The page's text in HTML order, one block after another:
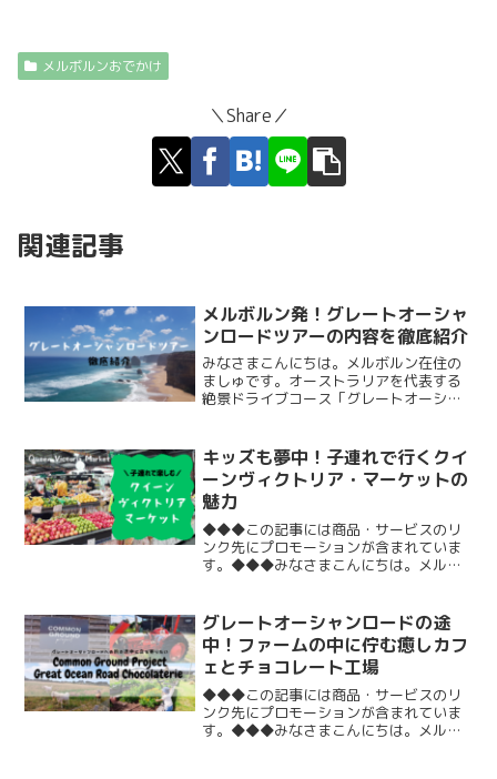
メルボルンおでかけ
＼Share／
関連記事
メルボルン発！グレートオーシャ
ンロードツアーの内容を徹底紹介
みなさまこんにちは。メルボルン在住の
ましゅです。オーストラリアを代表する
絶景ドライブコース「グレートオーシャ
旅行者を魅了しています。どこまでも続
く海岸線、迫力満点の「1...
キッズも夢中！子連れで行くクイ
ーンヴィクトリア・マーケットの
魅力
◆◆◆この記事には商品・サービスのリ
ンク先にプロモーションが含まれていま
す。◆◆◆みなさまこんにちは。メルボ
クイーンヴィクトリア・マーケット。
「メルボルンの台所」と言わ...
グレートオーシャンロードの途
中！ファームの中に佇む癒しカフ
ェとチョコレート工場
◆◆◆この記事には商品・サービスのリ
ンク先にプロモーションが含まれていま
す。◆◆◆みなさまこんにちは。メルボ